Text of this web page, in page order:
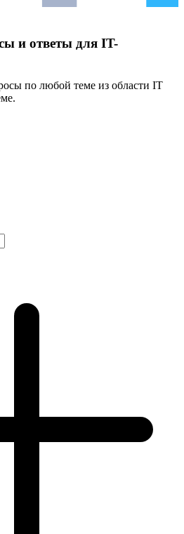
и ответы для IT-
по любой теме из области IT